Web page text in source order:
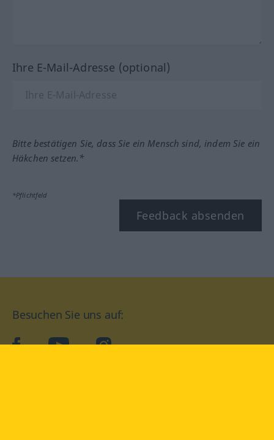
Ihre E-Mail-Adresse (optional)
Bitte bestätigen Sie, dass Sie ein Mensch sind, indem Sie ein
Häkchen setzen.*
*Pflichtfeld
Feedback absenden
Besuchen Sie uns auf:
facebookYouTube Instagram